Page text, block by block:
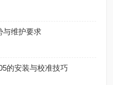
与维护要求
的安装与校准技巧